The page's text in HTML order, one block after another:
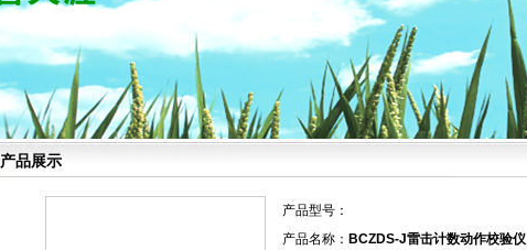
产品展示
产品型号：
产品名称： BCZDS-J雷击计数动作校验仪